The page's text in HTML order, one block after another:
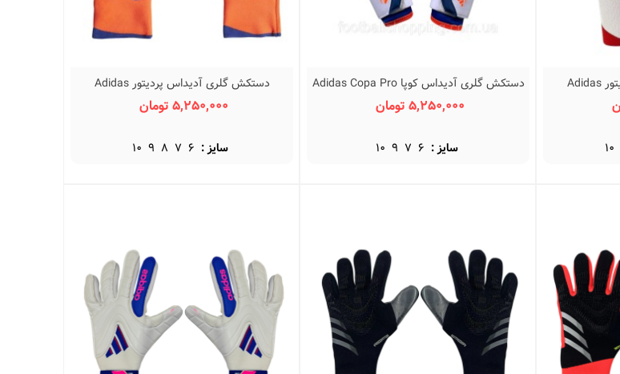
دستکش گلری آدیداس پردیتور Adidas
10
نمایش سریع
دستکش گلری آدیداس کوپا Adidas Copa Pro
URG 2.0
5,250,000 تومان
سایز : 6
7
9
10
نمایش سریع
دستکش گلری آدیداس پردیتور Adidas
Predator BO
5,250,000 تومان
سایز : 6
7
8
9
10